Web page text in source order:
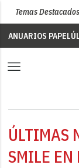
Temas Destacados
ANUARIOS PAPEL
ÚLTIMAS
SMILE EN